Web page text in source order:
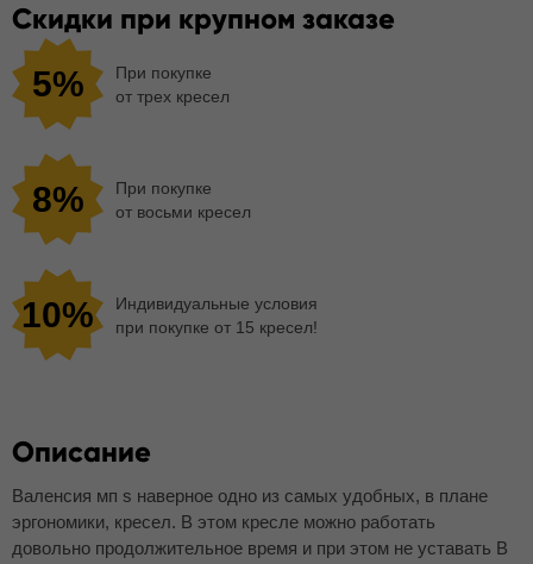
Скидки при крупном заказе
5%
При покупке
от трех кресел
8%
При покупке
от восьми кресел
10%
Индивидуальные условия
при покупке от 15 кресел!
Описание
Валенсия мп s наверное одно из самых удобных, в плане
эргономики, кресел. В этом кресле можно работать
довольно продолжительное время и при этом не уставать В